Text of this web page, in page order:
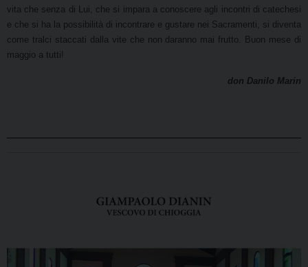
vita che senza di Lui, che si impara a conoscere agli incontri di catechesi
e che si ha la possibilità di incontrare e gustare nei Sacramenti, si diventa
come tralci staccati dalla vite che non daranno mai frutto. Buon mese di
maggio a tutti!
don Danilo Marin